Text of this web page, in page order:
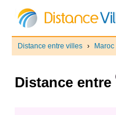
Distance entre villes › Maroc
Distance entre